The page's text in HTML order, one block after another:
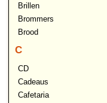
Brillen
Brommers
Brood
C
CD
Cadeaus
Cafetaria